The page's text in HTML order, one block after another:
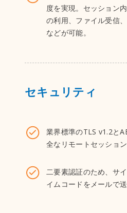
度を実現。セッション
の利用、ファイル受信
などが可能。
セキュリティ
業界標準のTLS v1.2と
全なリモートセッション
二要素認証のため、サ
イムコードをメールで送